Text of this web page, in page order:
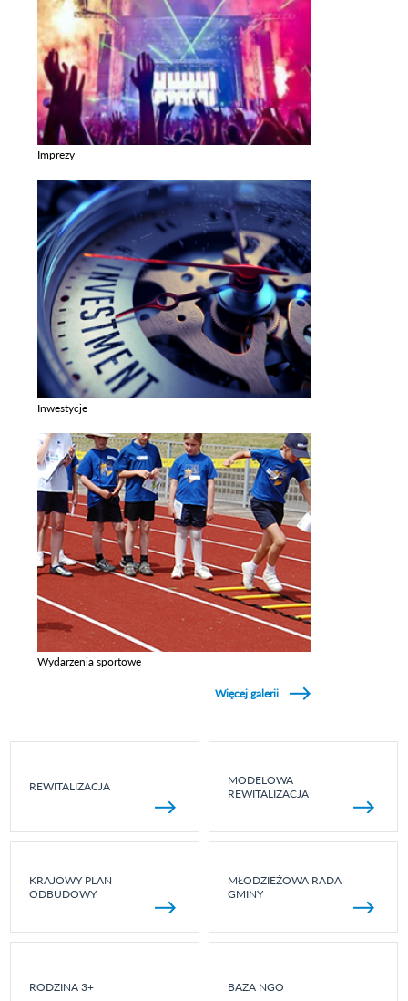
Imprezy
Inwestycje
Wydarzenia sportowe
Więcej galerii
REWITALIZACJA
MODELOWA
REWITALIZACJA
KRAJOWY PLAN
ODBUDOWY
MŁODZIEŻOWA RADA
GMINY
RODZINA 3+ BAZA NGO